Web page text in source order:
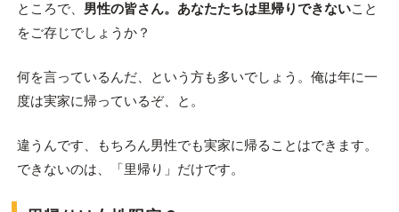
ところで、 男性の皆さん。あなたたちは里帰りできないこと
をご存じでしょうか？
何を言っているんだ、という方も多いでしょう。俺は年に一
度は実家に帰っているぞ、と。
違うんです、もちろん男性でも実家に帰ることはできます。
できないのは、「里帰り」だけです。